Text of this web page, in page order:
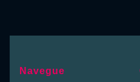
Navegue